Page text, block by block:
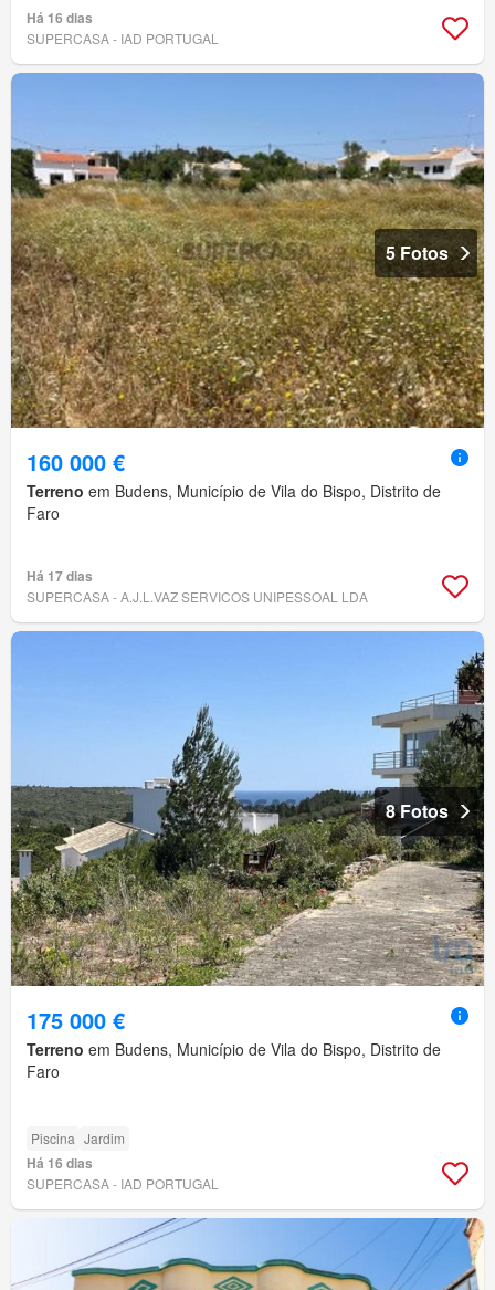
Há 16 dias
SUPERCASA - IAD PORTUGAL
5 Fotos
160 000 €
Terreno em Budens, Município de Vila do Bispo, Distrito de
Faro
Há 17 dias
SUPERCASA - A.J.L.VAZ SERVICOS UNIPESSOAL LDA
8 Fotos
175 000 €
Terreno em Budens, Município de Vila do Bispo, Distrito de
Faro
Piscina Jardim
Há 16 dias
SUPERCASA - IAD PORTUGAL